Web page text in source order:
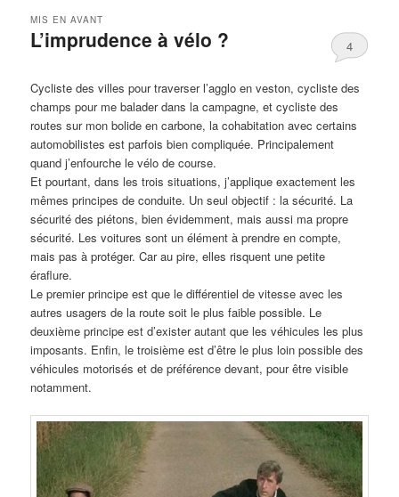
L’imprudence à vélo ?
MIS EN AVANT
4
Cycliste des villes pour traverser l’agglo en veston, cycliste des
champs pour me balader dans la campagne, et cycliste des
routes sur mon bolide en carbone, la cohabitation avec certains
automobilistes est parfois bien compliquée. Principalement
quand j’enfourche le vélo de course.
Et pourtant, dans les trois situations, j’applique exactement les
mêmes principes de conduite. Un seul objectif : la sécurité. La
sécurité des piétons, bien évidemment, mais aussi ma propre
sécurité. Les voitures sont un élément à prendre en compte,
mais pas à protéger. Car au pire, elles risquent une petite
éraflure.
Le premier principe est que le différentiel de vitesse avec les
autres usagers de la route soit le plus faible possible. Le
deuxième principe est d’exister autant que les véhicules les plus
imposants. Enfin, le troisième est d’être le plus loin possible des
véhicules motorisés et de préférence devant, pour être visible
notamment.